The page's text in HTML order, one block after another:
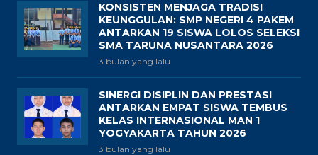
KONSISTEN MENJAGA TRADISI
KEUNGGULAN: SMP NEGERI 4 PAKEM
ANTARKAN 19 SISWA LOLOS SELEKSI
SMA TARUNA NUSANTARA 2026
3 bulan yang lalu
SINERGI DISIPLIN DAN PRESTASI
ANTARKAN EMPAT SISWA TEMBUS
KELAS INTERNASIONAL MAN 1
YOGYAKARTA TAHUN 2026
3 bulan yang lalu